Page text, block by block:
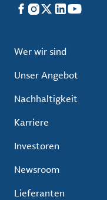
Facebook
Instagram
X LinkedIn
YouTube
Wer wir sind
Unser Angebot
Nachhaltigkeit
Karriere
Investoren
Newsroom
Lieferanten